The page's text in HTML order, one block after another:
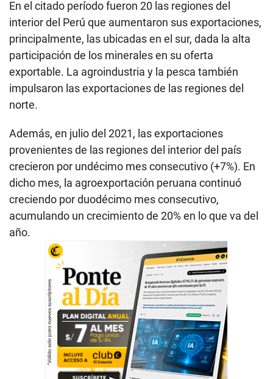
En el citado período fueron 20 las regiones del
interior del Perú que aumentaron sus exportaciones,
principalmente, las ubicadas en el sur, dada la alta
participación de los minerales en su oferta
exportable. La agroindustria y la pesca también
impulsaron las exportaciones de las regiones del
norte.
Además, en julio del 2021, las exportaciones
provenientes de las regiones del interior del país
crecieron por undécimo mes consecutivo (+7%). En
dicho mes, la agroexportación peruana continuó
creciendo por duodécimo mes consecutivo,
acumulando un crecimiento de 20% en lo que va del
año.